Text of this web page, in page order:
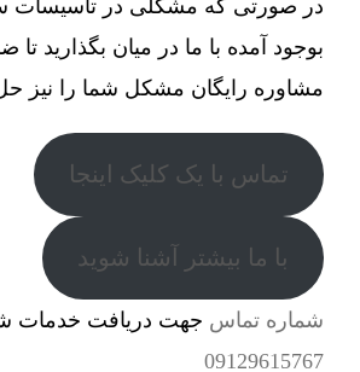
در صورتی که مشکلی در تاسیسات
بوجود آمده با ما در میان بگذارید تا
مشاوره رایگان مشکل شما را نیز
تماس با یک کلیک اینجا
با ما بیشتر آشنا شوید
شماره تماس جهت دریافت خدمات
09129615767